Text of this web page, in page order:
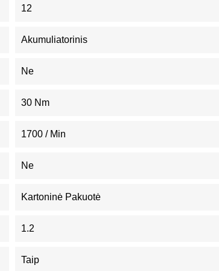
12
Akumuliatorinis
Ne
30 Nm
1700 / Min
Ne
Kartoninė Pakuotė
1.2
Taip